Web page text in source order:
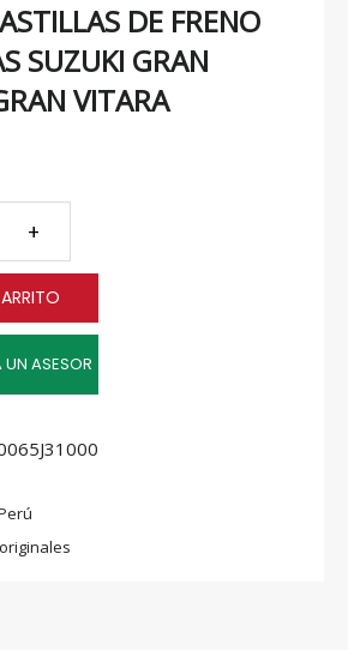
DE FRENO
SUZUKI GRAN
VITARA
+
ASESOR